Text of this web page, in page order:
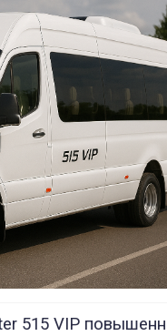
515 VIP